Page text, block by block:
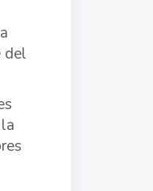
del